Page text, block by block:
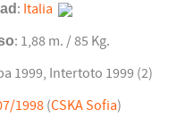
: Italia
: 1,88 m. / 85 Kg.
1999, Intertoto 1999 (2)
1998 (CSKA Sofia)